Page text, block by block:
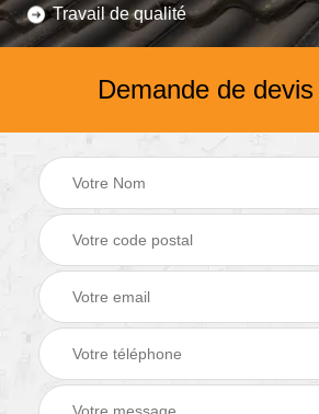
Travail de qualité
Demande de